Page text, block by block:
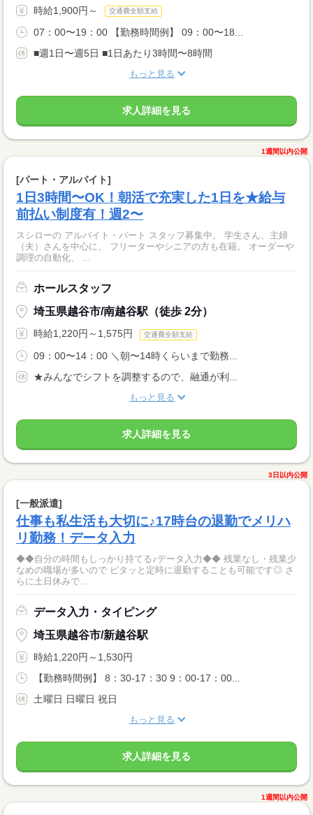
時給1,900円～ 交通費全額支給
07：00〜19：00 【勤務時間例】 09：00〜18...
■週1日〜週5日 ■1日あたり3時間〜8時間
もっと見る
求人詳細を見る
1週間以内公開
[パート・アルバイト]
1日3時間〜OK！朝活で充実した1日を★給与
前払い制度有！週2〜
スシローの アルバイト・パート スタッフ募集中。 学生さん、主婦
（夫）さんを中心に、 フリーターやシニアの方も在籍。 オーダーや
調理の自動化、 ...
ホールスタッフ
埼玉県越谷市/南越谷駅（徒歩 2分）
時給1,220円～1,575円 交通費全額支給
09：00〜14：00 ＼朝〜14時くらいまで勤務...
★みんなでシフトを調整するので、融通が利...
もっと見る
求人詳細を見る
3日以内公開
[一般派遣]
仕事も私生活も大切に♪17時台の退勤でメリハ
リ勤務！データ入力
◆◆自分の時間もしっかり持てる♪データ入力◆◆ 残業なし・残業少
なめの職場が多いので ピタッと定時に退勤することも可能です◎ さ
らに土日休みで...
データ入力・タイピング
埼玉県越谷市/新越谷駅
時給1,220円～1,530円
【勤務時間例】 8：30-17：30 9：00-17：00...
土曜日 日曜日 祝日
もっと見る
求人詳細を見る
1週間以内公開